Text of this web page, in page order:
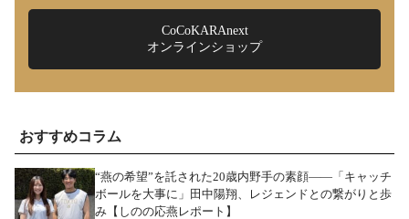
CoCoKARAnext
オンラインショップ
おすすめコラム
“燕の希望”を託された20歳内野手の素顔――「キャッチ
ボールを大事に」田中陽翔、レジェンドとの繋がりと歩
み【しのの応燕レポート】